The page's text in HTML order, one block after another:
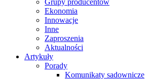
Grupy producentów
Ekonomia
Innowacje
Inne
Zaproszenia
Aktualności
Artykuły
Porady
Komunikaty sadownicze